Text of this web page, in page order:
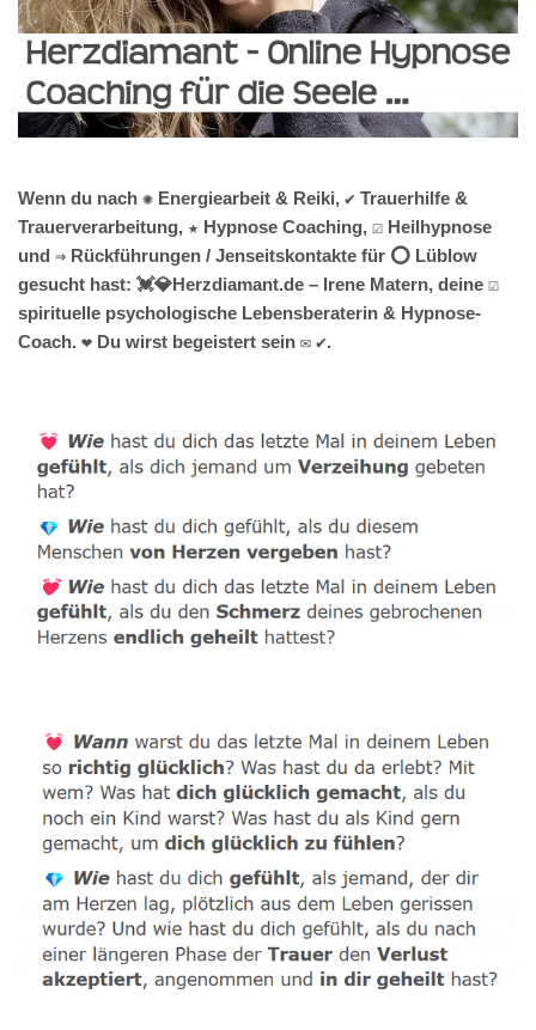
Wenn du nach ✺ Energiearbeit & Reiki, ✔️ Trauerhilfe &
Trauerverarbeitung, ★ Hypnose Coaching, ☑️ Heilhypnose
und ⇒ Rückführungen / Jenseitskontakte für ⭕ Lüblow
gesucht hast: 💓️💎Herzdiamant.de – Irene Matern, deine ☑️
spirituelle psychologische Lebensberaterin & Hypnose-
Coach. ❤ Du wirst begeistert sein ✉ ✔.